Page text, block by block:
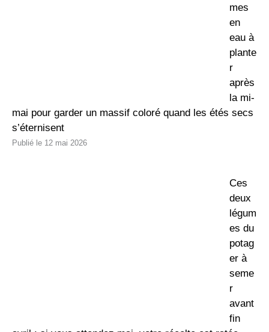
mes
en
eau à
plante
r
après
la mi-
mai pour garder un massif coloré quand les étés secs
s’éternisent
12 mai 2026
Ces
deux
légum
es du
potag
er à
seme
r
avant
fin